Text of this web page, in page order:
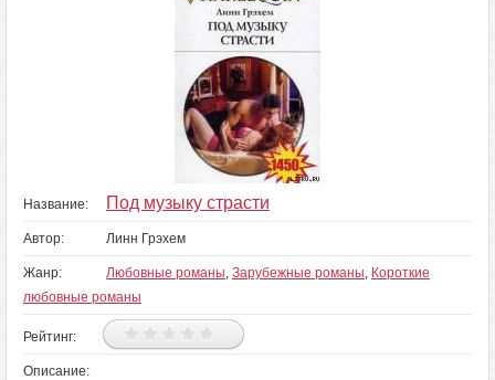
Название: Под музыку страсти
Автор: Линн Грэхем
Жанр: Любовные романы, Зарубежные романы, Короткие
любовные романы
Рейтинг:
Описание: